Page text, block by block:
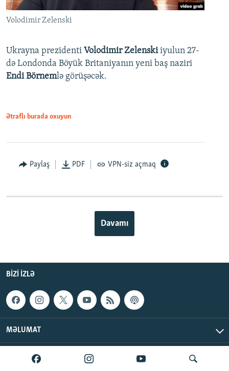
Volodimir Zelenski
Ukrayna prezidenti Volodimir Zelenskiiyulun 27-
də Londonda Böyük Britaniyanın yeni baş naziri
Endi Börnemlə görüşəcək.
Ətraflı burada oxuyun
Paylaş PDF VPN-siz açmaq
Davamı
BIZI IZLƏ
MƏLUMAT
AzadlıqRadiosu © 2026 Inc. | Bütün hüquqlar qorunur